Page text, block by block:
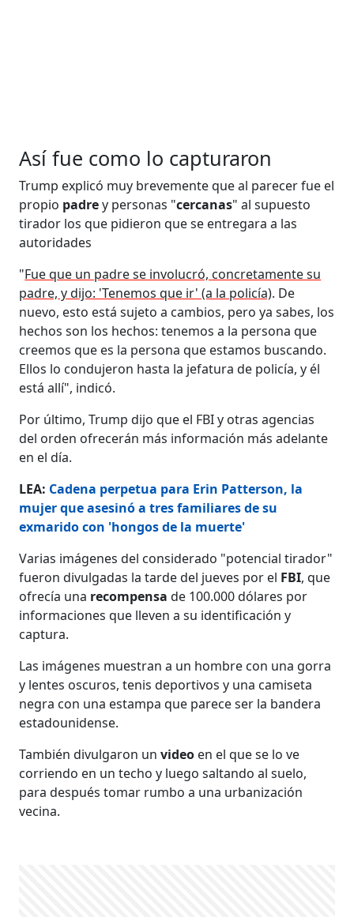
Así fue como lo capturaron
Trump explicó muy brevemente que al parecer fue el
propio padrey personas "cercanas" al supuesto
tirador los que pidieron que se entregara a las
autoridades
"Fue que un padre se involucró, concretamente su
padre, y dijo: 'Tenemos que ir' (a la policía). De
nuevo, esto está sujeto a cambios, pero ya sabes, los
hechos son los hechos: tenemos a la persona que
creemos que es la persona que estamos buscando.
Ellos lo condujeron hasta la jefatura de policía, y él
está allí", indicó.
Por último, Trump dijo que el FBI y otras agencias
del orden ofrecerán más información más adelante
en el día.
LEA: Cadena perpetua para Erin Patterson, la
mujer que asesinó a tres familiares de su
exmarido con 'hongos de la muerte'
Varias imágenes del considerado "potencial tirador"
fueron divulgadas la tarde del jueves por el FBI, que
ofrecía una recompensade 100.000 dólares por
informaciones que lleven a su identificación y
captura.
Las imágenes muestran a un hombre con una gorra
y lentes oscuros, tenis deportivos y una camiseta
negra con una estampa que parece ser la bandera
estadounidense.
También divulgaron unvideo en el que se lo ve
corriendo en un techo y luego saltando al suelo,
para después tomar rumbo a una urbanización
vecina.